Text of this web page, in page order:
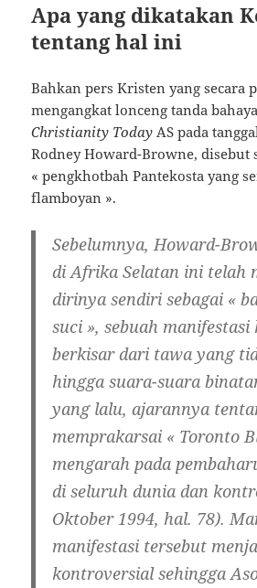
Apa yang dikatakan
tentang hal ini
Bahkan pers Kristen yang secara
mengangkat lonceng tanda
Christianity Today AS pada
Rodney Howard-Browne, disebut
« pengkhotbah Pantekosta yang
flamboyan ».
Sebelumnya, Howard-
di Afrika Selatan ini telah
dirinya sendiri sebagai «
suci », sebuah
berkisar dari tawa yang
hingga suara-suara
yang lalu, ajarannya
memprakarsai « Toronto
mengarah pada
di seluruh dunia dan
Oktober 1994, hal. 78).
manifestasi tersebut
kontroversial sehingga